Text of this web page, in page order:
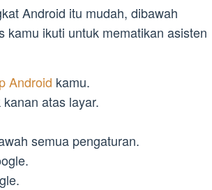
Android itu mudah, dibawah
kamu ikuti untuk mematikan asisten
Android kamu.
atas layar.
semua pengaturan.